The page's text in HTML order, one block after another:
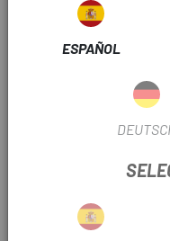
probado una gama
vida real, para
modos de iluminación
día y de noche, al
Potencia: 20 lumens,
2 x AA (HL), 1 x AA (TL)
ESPAÑOL